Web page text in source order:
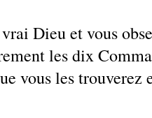
Dieu et vous
les dix
vous les trouverez